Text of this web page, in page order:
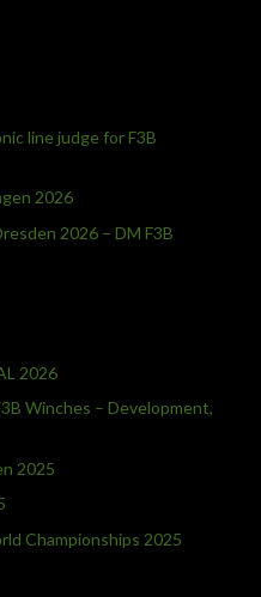
line judge for F3B
2026
2026 – DM F3B
2026
Winches – Development,
2025
Championships 2025